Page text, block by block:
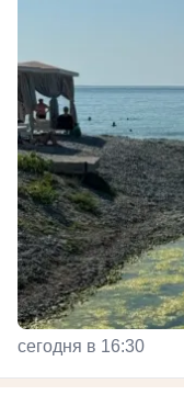
сегодня в 16:30